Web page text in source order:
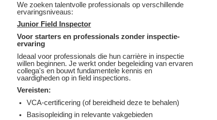
We zoeken talentvolle professionals op verschillende
ervaringsniveaus:
Junior Field Inspector
Voor starters en professionals zonder inspectie-
ervaring
Ideaal voor professionals die hun carrière in inspectie
willen beginnen. Je werkt onder begeleiding van ervaren
collega's en bouwt fundamentele kennis en
vaardigheden op in field inspections.
Vereisten:
VCA-certificering (of bereidheid deze te behalen)
Basisopleiding in relevante vakgebieden